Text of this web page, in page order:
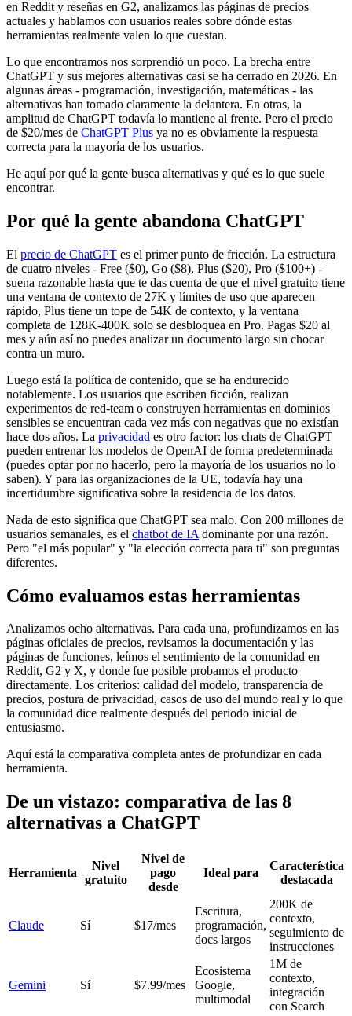
en Reddit y reseñas en G2, analizamos las páginas de precios
actuales y hablamos con usuarios reales sobre dónde estas
herramientas realmente valen lo que cuestan.
Lo que encontramos nos sorprendió un poco. La brecha entre
ChatGPT y sus mejores alternativas casi se ha cerrado en 2026. En
algunas áreas - programación, investigación, matemáticas - las
alternativas han tomado claramente la delantera. En otras, la
amplitud de ChatGPT todavía lo mantiene al frente. Pero el precio
de $20/mes de ChatGPT Plus ya no es obviamente la respuesta
correcta para la mayoría de los usuarios.
He aquí por qué la gente busca alternativas y qué es lo que suele
encontrar.
Por qué la gente abandona ChatGPT
El precio de ChatGPT es el primer punto de fricción. La estructura
de cuatro niveles - Free ($0), Go ($8), Plus ($20), Pro ($100+) -
suena razonable hasta que te das cuenta de que el nivel gratuito tiene
una ventana de contexto de 27K y límites de uso que aparecen
rápido, Plus tiene un tope de 54K de contexto, y la ventana
completa de 128K-400K solo se desbloquea en Pro. Pagas $20 al
mes y aún así no puedes analizar un documento largo sin chocar
contra un muro.
Luego está la política de contenido, que se ha endurecido
notablemente. Los usuarios que escriben ficción, realizan
experimentos de red-team o construyen herramientas en dominios
sensibles se encuentran cada vez más con negativas que no existían
hace dos años. La privacidad es otro factor: los chats de ChatGPT
pueden entrenar los modelos de OpenAI de forma predeterminada
(puedes optar por no hacerlo, pero la mayoría de los usuarios no lo
saben). Y para las organizaciones de la UE, todavía hay una
incertidumbre significativa sobre la residencia de los datos.
Nada de esto significa que ChatGPT sea malo. Con 200 millones de
usuarios semanales, es el chatbot de IA dominante por una razón.
Pero "el más popular" y "la elección correcta para ti" son preguntas
diferentes.
Cómo evaluamos estas herramientas
Analizamos ocho alternativas. Para cada una, profundizamos en las
páginas oficiales de precios, revisamos la documentación y las
páginas de funciones, leímos el sentimiento de la comunidad en
Reddit, G2 y X, y donde fue posible probamos el producto
directamente. Los criterios: calidad del modelo, transparencia de
precios, postura de privacidad, casos de uso del mundo real y lo que
la comunidad dice realmente después del periodo inicial de
entusiasmo.
Aquí está la comparativa completa antes de profundizar en cada
herramienta.
De un vistazo: comparativa de las 8
alternativas a ChatGPT
Herramienta
Nivel
gratuito
Nivel de
pago
desde
Ideal para
Característica
destacada
Claude Sí $17/mes
Escritura,
programación,
docs largos
200K de
contexto,
seguimiento de
instrucciones
Gemini Sí $7.99/mes
Ecosistema
Google,
multimodal
1M de
contexto,
integración
con Search